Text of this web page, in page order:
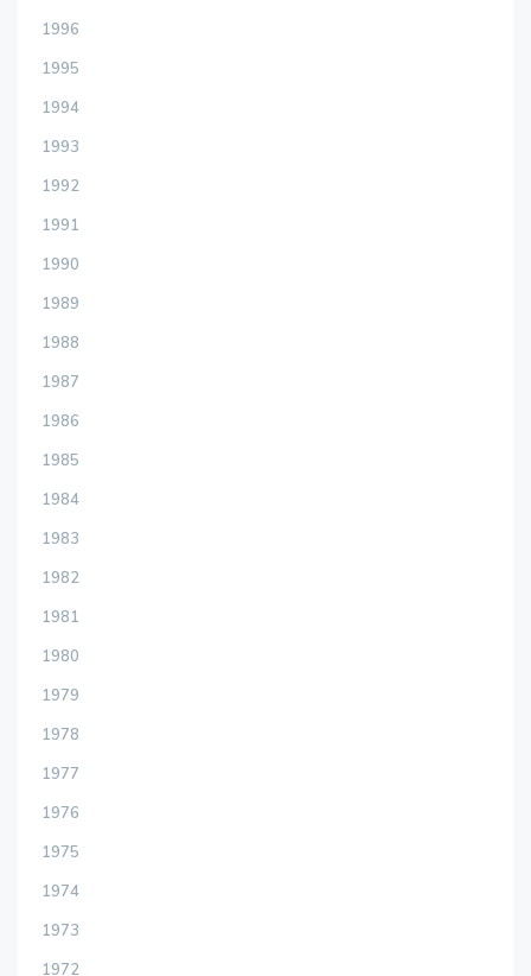
1996
1995
1994
1993
1992
1991
1990
1989
1988
1987
1986
1985
1984
1983
1982
1981
1980
1979
1978
1977
1976
1975
1974
1973
1972